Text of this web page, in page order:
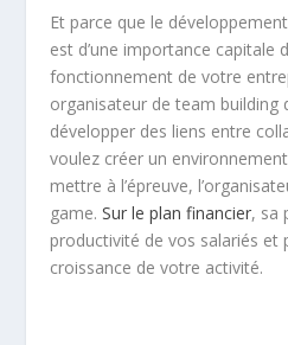
Et parce que le
est d’une importance capitale
fonctionnement de votre
organisateur de team building
développer des liens entre
voulez créer un
mettre à l’épreuve,
game. Sur le plan financier, sa
productivité de vos salariés et
croissance de votre activité.